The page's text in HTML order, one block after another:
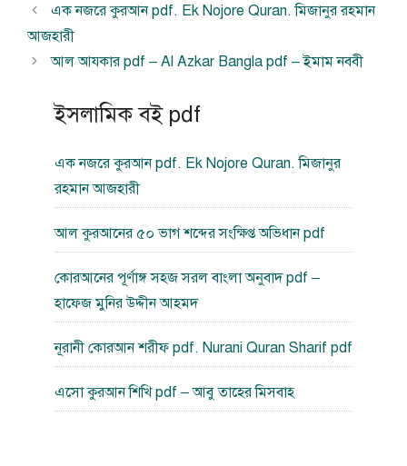
এক নজরে কুরআন pdf. Ek Nojore Quran. মিজানুর রহমান
আজহারী
আল আযকার pdf – Al Azkar Bangla pdf – ইমাম নববী
ইসলামিক বই pdf
এক নজরে কুরআন pdf. Ek Nojore Quran. মিজানুর
রহমান আজহারী
আল কুরআনের ৫০ ভাগ শব্দের সংক্ষিপ্ত অভিধান pdf
কোরআনের পূর্ণাঙ্গ সহজ সরল বাংলা অনুবাদ pdf –
হাফেজ মুনির উদ্দীন আহমদ
নূরানী কোরআন শরীফ pdf. Nurani Quran Sharif pdf
এসো কুরআন শিখি pdf – আবু তাহের মিসবাহ